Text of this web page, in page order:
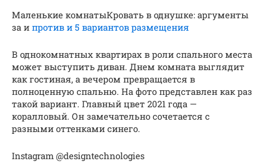
Маленькие комнатыКровать в однушке: аргументы
за и против и 5 вариантов размещения
В однокомнатных квартирах в роли спального места
может выступить диван. Днем комната выглядит
как гостиная, а вечером превращается в
полноценную спальню. На фото представлен как раз
такой вариант. Главный цвет 2021 года —
коралловый. Он замечательно сочетается с
разными оттенками синего.
Instagram @designtechnologies